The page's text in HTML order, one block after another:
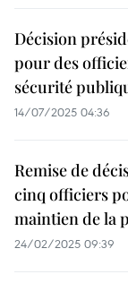
Décision
pour des
sécurité
14/07/2025 04:36
Remise de
cinq officiers
maintien de la
24/02/2025 09:39